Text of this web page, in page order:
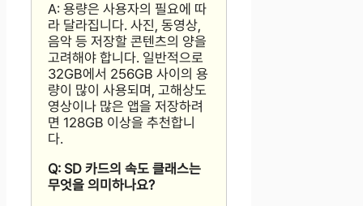
A: 용량은 사용자의 필요에 따
라 달라집니다. 사진, 동영상,
음악 등 저장할 콘텐츠의 양을
고려해야 합니다. 일반적으로
32GB에서 256GB 사이의 용
량이 많이 사용되며, 고해상도
영상이나 많은 앱을 저장하려
면 128GB 이상을 추천합니
다.
Q: SD 카드의 속도 클래스는
무엇을 의미하나요?